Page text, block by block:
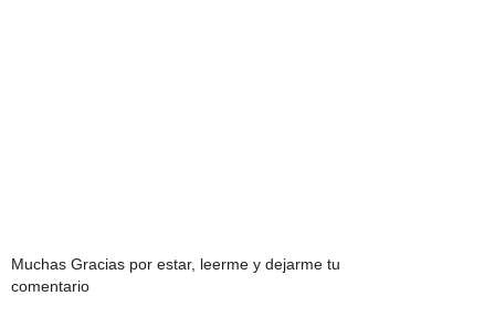
Muchas Gracias por estar, leerme y dejarme tu
comentario